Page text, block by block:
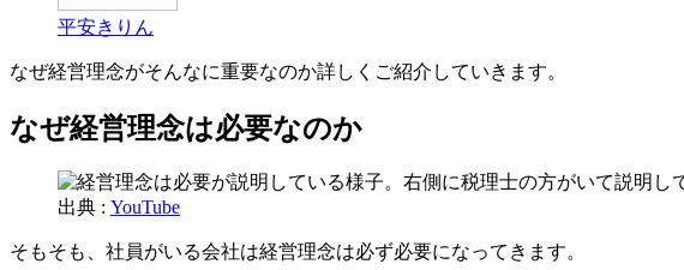
平安きりん
なぜ経営理念がそんなに重要なのか詳しくご紹介していきます。
なぜ経営理念は必要なのか
出典 : YouTube
そもそも、社員がいる会社は経営理念は必ず必要になってきます。